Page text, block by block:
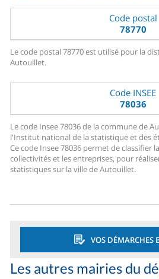
Code postal
78770
Le code postal 78770 est utilisé pour la
Autouillet.
Code INSEE
78036
Le code Insee 78036 de la commune de
l'Institut national de la statistique et des
Ce code Insee 78036 permet de classifier
collectivités et les entreprises, pour
statistiques sur la ville de Autouillet.
VOS DÉMARCHES
Les autres mairies du